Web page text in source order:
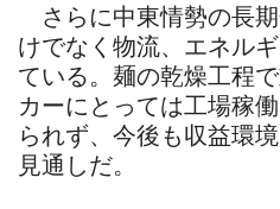
さらに中東情勢の長
けでなく物流、エネル
ている。麺の乾燥工程
カーにとっては工場稼
られず、今後も収益環
見通しだ。